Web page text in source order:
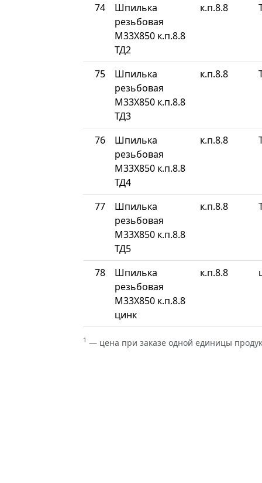
74
Шпилька
резьбовая
М33Х850 к.п.8.8
ТД2
к.п.8.8
75
Шпилька
резьбовая
М33Х850 к.п.8.8
ТД3
к.п.8.8
76
Шпилька
резьбовая
М33Х850 к.п.8.8
ТД4
к.п.8.8
77
Шпилька
резьбовая
М33Х850 к.п.8.8
ТД5
к.п.8.8
78
Шпилька
резьбовая
М33Х850 к.п.8.8
цинк
к.п.8.8
1 — цена при заказе одной единицы